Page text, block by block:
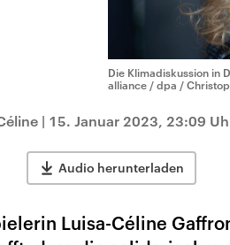
Die Klimadiskussion in
alliance / dpa /
| 15. Januar 2023, 23:09
Audio herunterladen
Luisa-Céline